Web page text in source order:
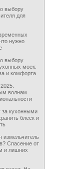
выбору
для
нужно
выбору
моек:
и комфорта
волнам
за кухонными
блеск и
измельчитель
Спасение от
и лишних